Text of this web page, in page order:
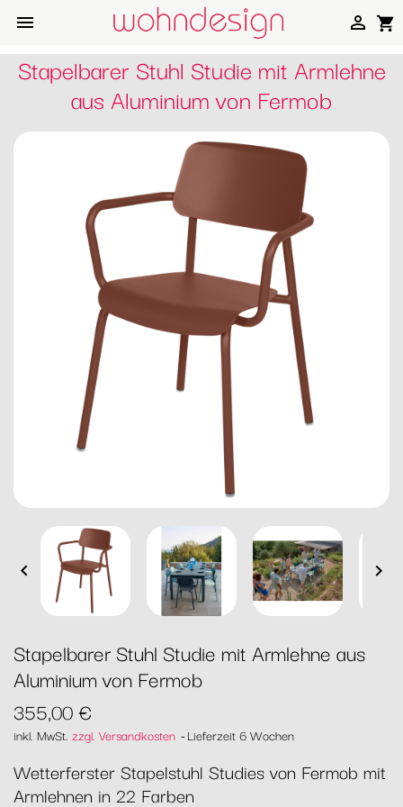
 shopping_cart

Stapelbarer Stuhl Studie mit Armlehne
aus Aluminium von Fermob
 
Stapelbarer Stuhl Studie mit Armlehne aus
Aluminium von Fermob
355,00 €
inkl. MwSt. zzgl. Versandkosten Lieferzeit 6 Wochen
Wetterferster Stapelstuhl Studies von Fermob mit
Armlehnen in 22 Farben